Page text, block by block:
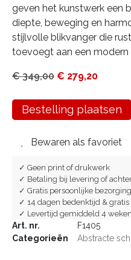
geven het kunstwerk een
diepte, beweging en
stijlvolle blikvanger die
toevoegt aan een modern
€349,00 € 279,20
Bestelling plaatsen
Bewaren als favoriet
✓ Geen print of drukwerk
✓ Betaling bij levering of
✓ Gratis persoonlijke bezorging
✓ 14 dagen bedenktijd &
✓ Levertijd gemiddeld 4 weken
Art. nr.
F1405
Categorieën
Abstracte